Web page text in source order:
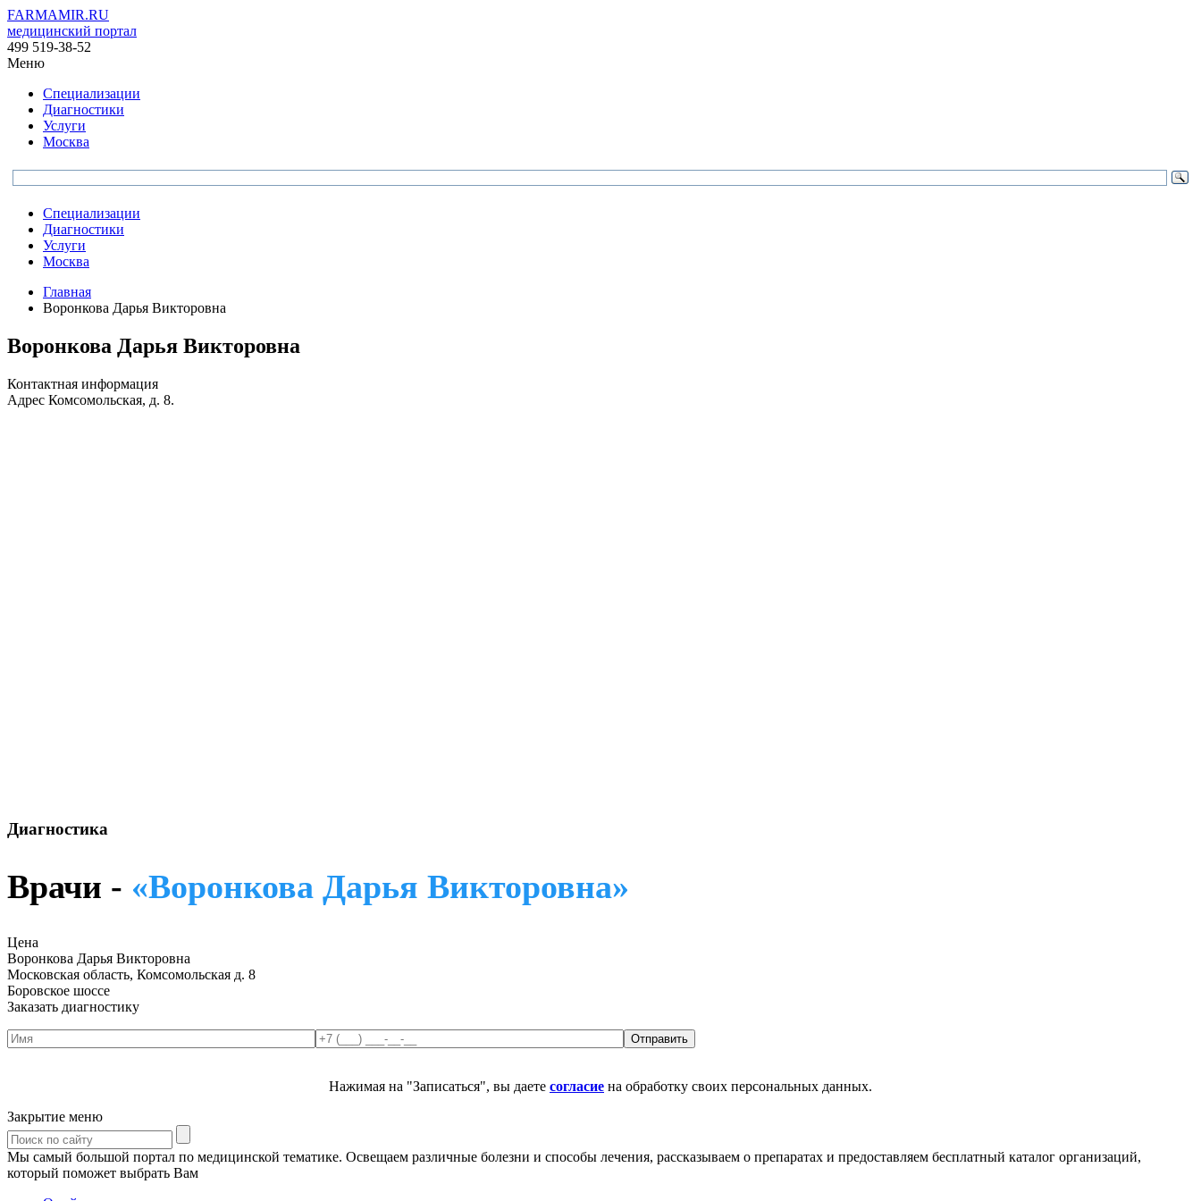
FARMAMIR.RU
медицинский портал
499 519-38-52
Меню
Специализации
Диагностики
Услуги
Москва
Специализации
Диагностики
Услуги
Москва
Главная
Воронкова Дарья Викторовна
Воронкова Дарья Викторовна
Контактная информация
Адрес Комсомольская, д. 8.
Диагностика
Врачи - «Воронкова Дарья Викторовна»
Цена
Воронкова Дарья Викторовна
Московская область, Комсомольская д. 8
Боровское шоссе
Заказать диагностику
Нажимая на "Записаться", вы даете согласие на обработку своих персональных данных.
Закрытие меню
Мы самый большой портал по медицинской тематике. Освещаем различные болезни и способы лечения, рассказываем о препаратах и предоставляем бесплатный каталог организаций,
который поможет выбрать Вам